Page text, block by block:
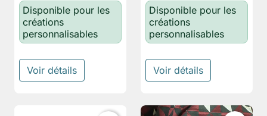
Disponible pour les
créations
personnalisables
Voir détails
Disponible pour les
créations
personnalisables
Voir détails